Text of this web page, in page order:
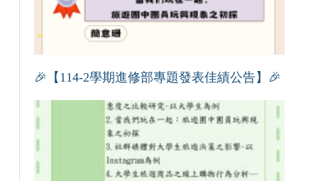
🎉【114-2學期進修部專題發表佳績公告】🎉